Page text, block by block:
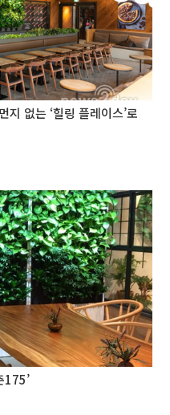
지 없는 ‘힐링 플레이스’로
175’